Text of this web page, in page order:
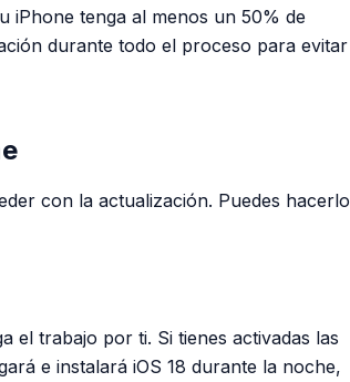
iPhone tenga al menos un 50% de
durante todo el proceso para evitar
con la actualización. Puedes hacerlo
el trabajo por ti. Si tienes activadas las
e instalará iOS 18 durante la noche,